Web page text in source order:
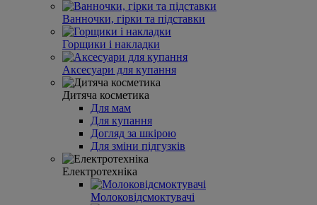
Ванночки, гірки та підставки
Горщики і накладки
Аксесуари для купання
Дитяча косметика
Для мам
Для купання
Догляд за шкірою
Для зміни підгузків
Електротехніка
Молоковідсмоктувачі